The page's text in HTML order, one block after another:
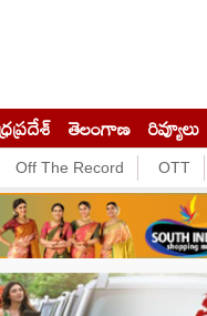
తెలంగాణ రివ్యూలు
Off The Record OTT